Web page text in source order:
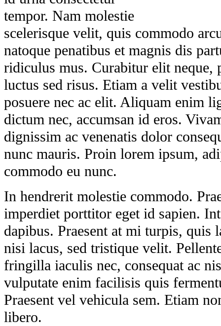
tempor. Nam molestie
scelerisque velit, quis commodo
natoque penatibus et magnis dis
ridiculus mus. Curabitur elit neque,
luctus sed risus. Etiam a velit
posuere nec ac elit. Aliquam enim
dictum nec, accumsan id eros.
dignissim ac venenatis dolor
nunc mauris. Proin lorem ipsum,
commodo eu nunc.
In hendrerit molestie commodo.
imperdiet porttitor eget id sapien.
dapibus. Praesent at mi turpis, quis
nisi lacus, sed tristique velit.
fringilla iaculis nec, consequat ac
vulputate enim facilisis quis
Praesent vel vehicula sem. Etiam
libero.